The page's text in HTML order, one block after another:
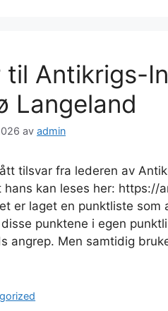
til Antikrigs-
Langeland
av admin
tilsvar fra lederen av
hans kan leses her:
er laget en punktliste som
punktene i egen
angrep. Men samtidig